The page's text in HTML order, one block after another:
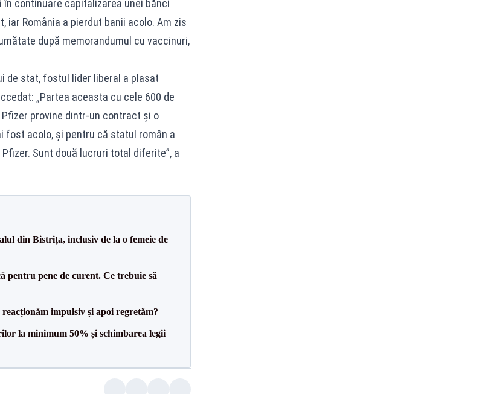
continuare capitalizarea unei bănci
iar România a pierdut banii acolo. Am zis
după memorandumul cu vaccinuri,
de stat, fostul lider liberal a plasat
„Partea aceasta cu cele 600 de
provine dintr-un contract și o
fost acolo, și pentru că statul român a
Sunt două lucruri total diferite”, a
din Bistrița, inclusiv de la o femeie de
pentru pene de curent. Ce trebuie să
impulsiv și apoi regretăm?
la minimum 50% și schimbarea legii